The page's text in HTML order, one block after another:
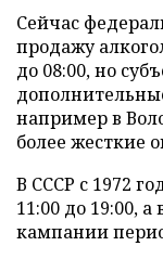
Сейчас
продажу
до 08:00, но
например в
более жесткие
В СССР с 1972
11:00 до 19:00,
кампании